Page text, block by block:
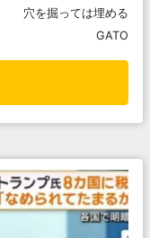
穴を掘っては埋める
GATO